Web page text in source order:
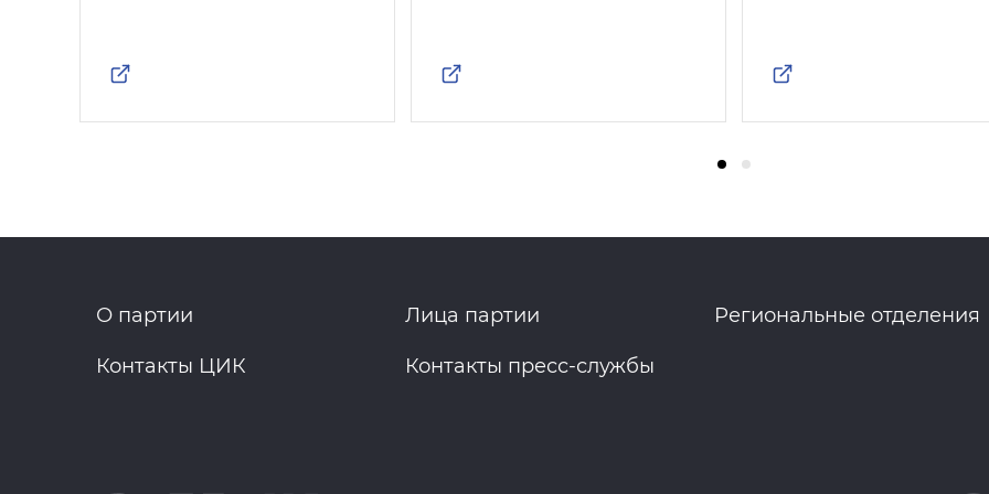
О партии Лица партии Региональные отделения
Контакты ЦИК Контакты пресс-службы